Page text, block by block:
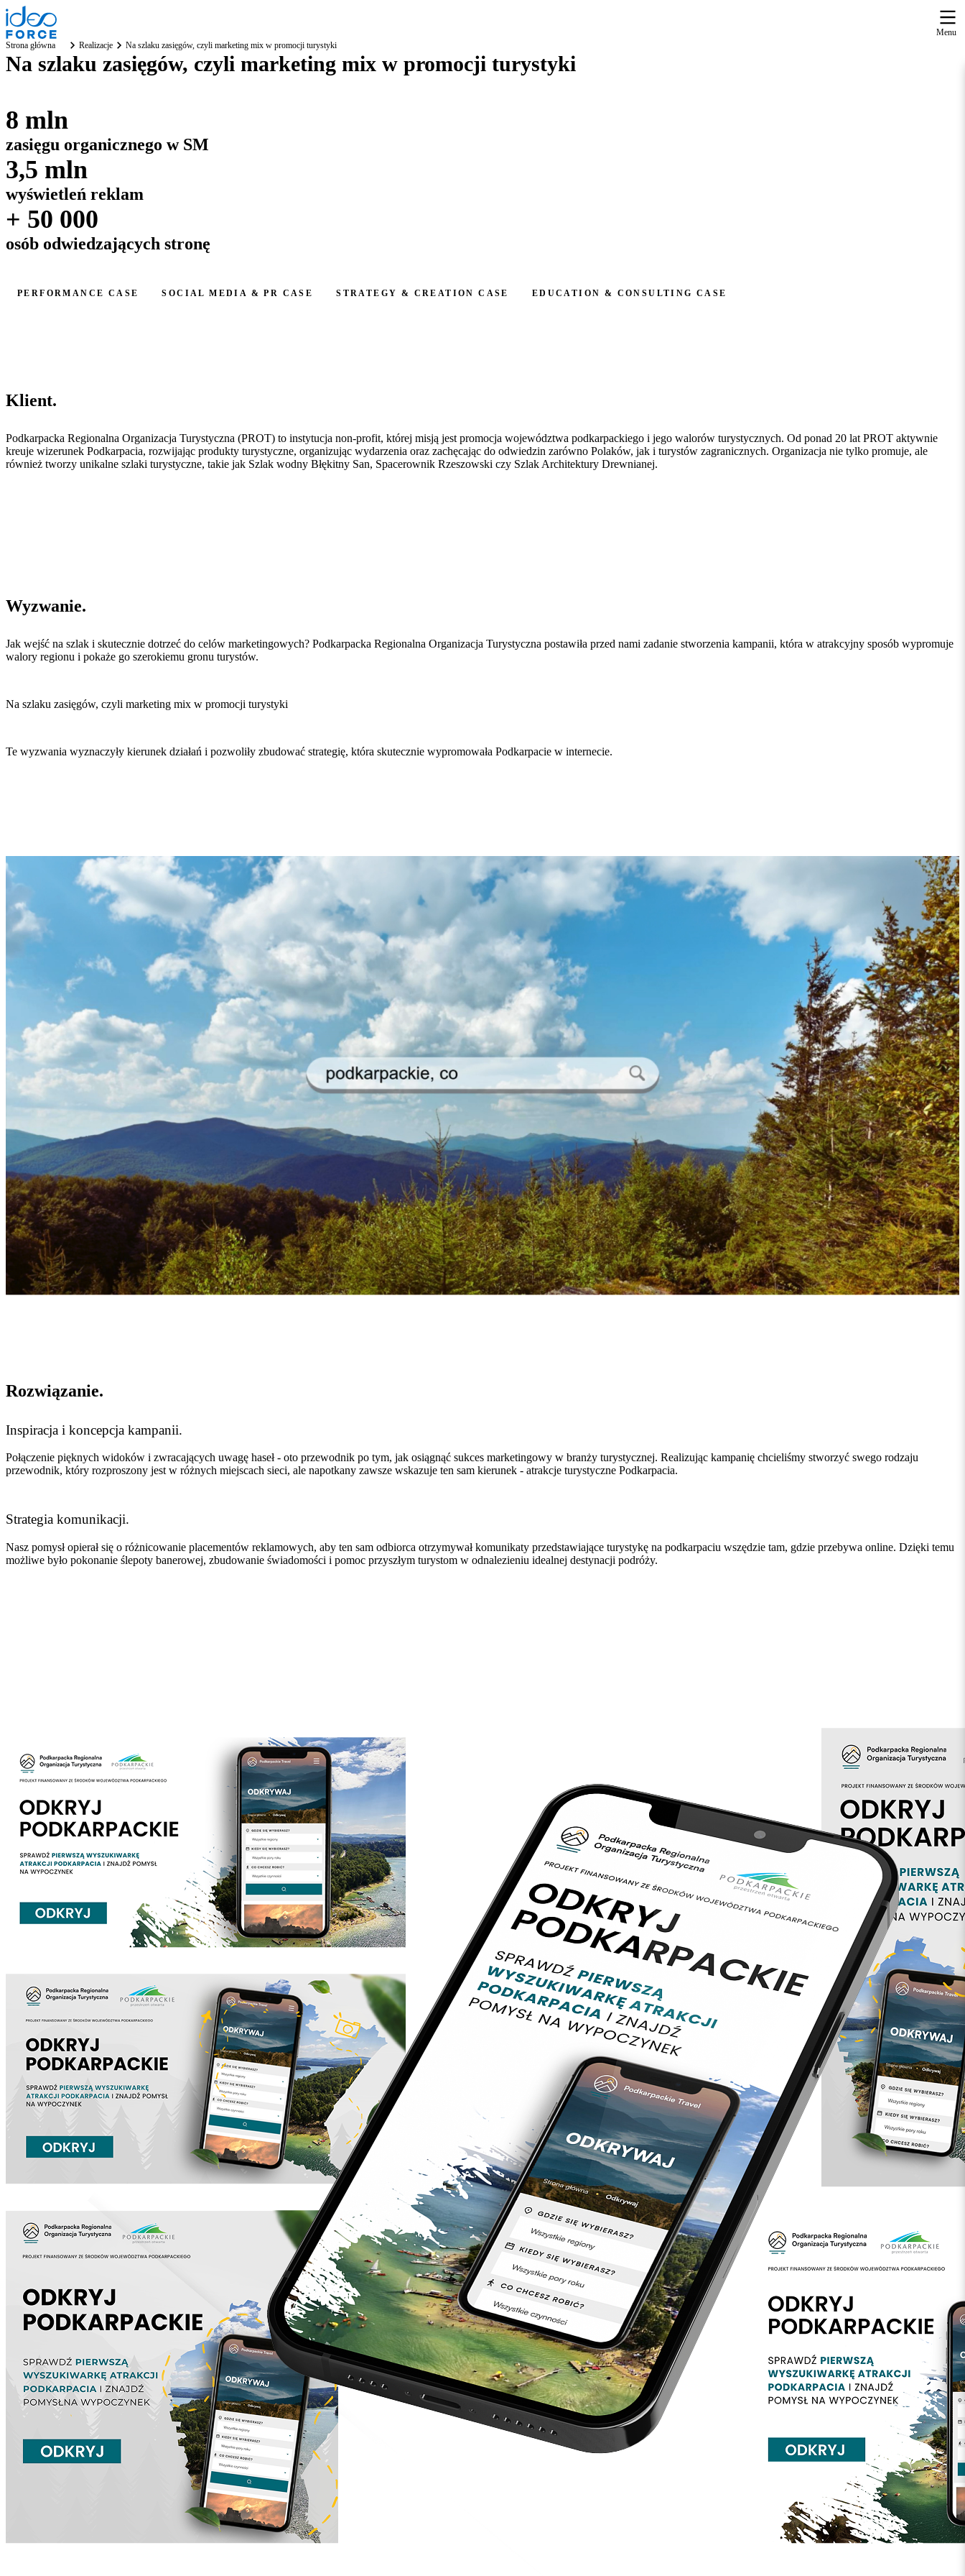
Menu
Strona główna
Realizacje Na szlaku zasięgów, czyli marketing mix w promocji turystyki
Na szlaku zasięgów, czyli marketing mix w promocji turystyki
8 mln
zasięgu organicznego w SM
3,5 mln
wyświetleń reklam
+ 50 000
osób odwiedzających stronę
PERFORMANCE CASE SOCIAL MEDIA & PR CASE STRATEGY & CREATION CASE EDUCATION & CONSULTING CASE
Klient.
Podkarpacka Regionalna Organizacja Turystyczna (PROT) to instytucja non-profit, której misją jest promocja województwa podkarpackiego i jego walorów turystycznych. Od ponad 20 lat PROT aktywnie
kreuje wizerunek Podkarpacia, rozwijając produkty turystyczne, organizując wydarzenia oraz zachęcając do odwiedzin zarówno Polaków, jak i turystów zagranicznych. Organizacja nie tylko promuje, ale
również tworzy unikalne szlaki turystyczne, takie jak Szlak wodny Błękitny San, Spacerownik Rzeszowski czy Szlak Architektury Drewnianej.
Wyzwanie.
Jak wejść na szlak i skutecznie dotrzeć do celów marketingowych? Podkarpacka Regionalna Organizacja Turystyczna postawiła przed nami zadanie stworzenia kampanii, która w atrakcyjny sposób wypromuje
walory regionu i pokaże go szerokiemu gronu turystów.
Na szlaku zasięgów, czyli marketing mix w promocji turystyki
Te wyzwania wyznaczyły kierunek działań i pozwoliły zbudować strategię, która skutecznie wypromowała Podkarpacie w internecie.
Rozwiązanie.
Inspiracja i koncepcja kampanii.
Połączenie pięknych widoków i zwracających uwagę haseł - oto przewodnik po tym, jak osiągnąć sukces marketingowy w branży turystycznej. Realizując kampanię chcieliśmy stworzyć swego rodzaju
przewodnik, który rozproszony jest w różnych miejscach sieci, ale napotkany zawsze wskazuje ten sam kierunek - atrakcje turystyczne Podkarpacia.
Strategia komunikacji.
Nasz pomysł opierał się o różnicowanie placementów reklamowych, aby ten sam odbiorca otrzymywał komunikaty przedstawiające turystykę na podkarpaciu wszędzie tam, gdzie przebywa online. Dzięki temu
możliwe było pokonanie ślepoty banerowej, zbudowanie świadomości i pomoc przyszłym turystom w odnalezieniu idealnej destynacji podróży.